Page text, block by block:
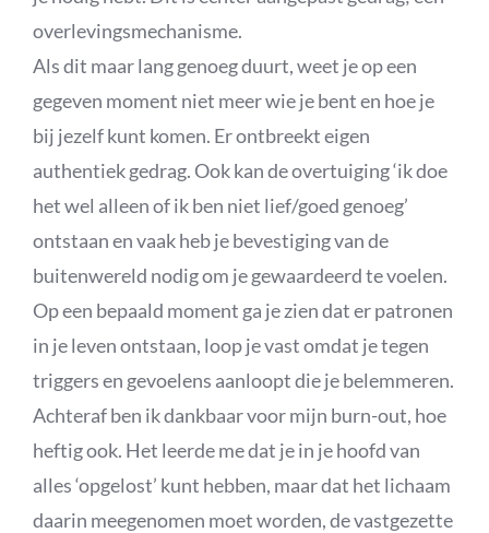
overlevingsmechanisme.
Als dit maar lang genoeg duurt, weet je op een
gegeven moment niet meer wie je bent en hoe je
bij jezelf kunt komen. Er ontbreekt eigen
authentiek gedrag. Ook kan de overtuiging ‘ik doe
het wel alleen of ik ben niet lief/goed genoeg’
ontstaan en vaak heb je bevestiging van de
buitenwereld nodig om je gewaardeerd te voelen.
Op een bepaald moment ga je zien dat er patronen
in je leven ontstaan, loop je vast omdat je tegen
triggers en gevoelens aanloopt die je belemmeren.
Achteraf ben ik dankbaar voor mijn burn-out, hoe
heftig ook. Het leerde me dat je in je hoofd van
alles ‘opgelost’ kunt hebben, maar dat het lichaam
daarin meegenomen moet worden, de vastgezette